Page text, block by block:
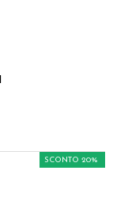
SCONTO 20%